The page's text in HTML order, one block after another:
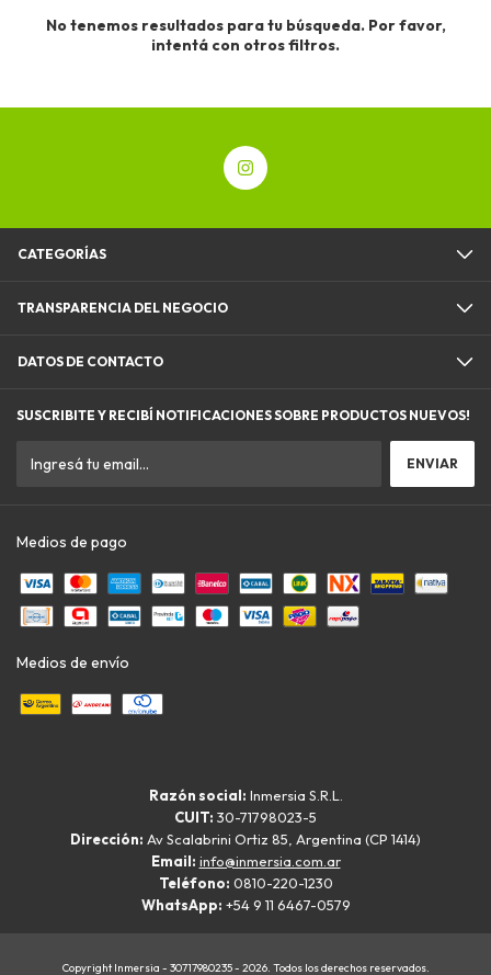
No tenemos resultados para tu búsqueda. Por favor,
intentá con otros filtros.
CATEGORÍAS
TRANSPARENCIA DEL NEGOCIO
DATOS DE CONTACTO
SUSCRIBITE Y RECIBÍ NOTIFICACIONES SOBRE PRODUCTOS NUEVOS!
Medios de pago
Medios de envío
Razón social: Inmersia S.R.L.
CUIT: 30-71798023-5
Dirección: Av Scalabrini Ortiz 85, Argentina (CP 1414)
Email: info@inmersia.com.ar
Teléfono: 0810-220-1230
WhatsApp: +54 9 11 6467-0579
Copyright Inmersia - 30717980235 - 2026. Todos los derechos reservados.